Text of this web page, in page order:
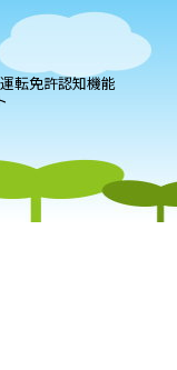
転免許認知機能